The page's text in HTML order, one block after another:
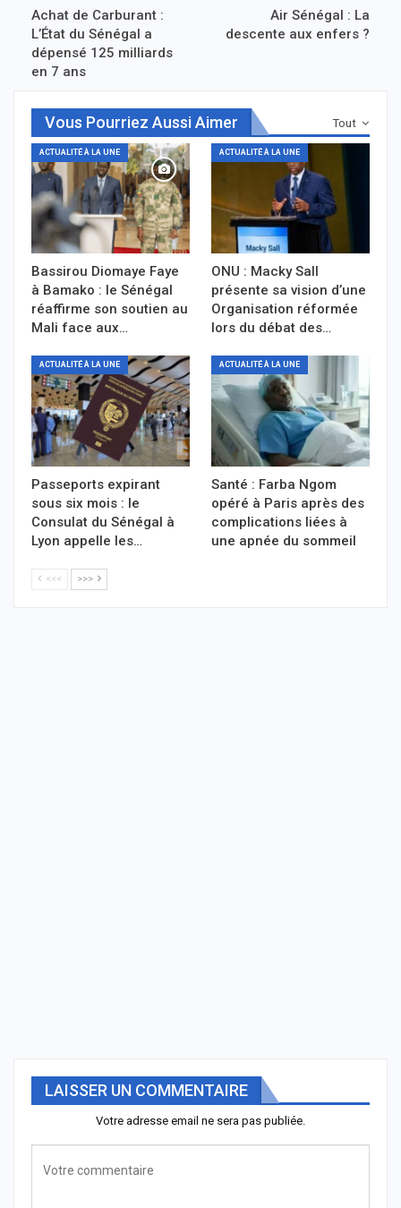
Achat de Carburant :
L’État du Sénégal a
dépensé 125 milliards
en 7 ans
Air Sénégal : La
descente aux enfers ?
Tout
Vous Pourriez Aussi Aimer
ACTUALITÉ À LA UNE
Bassirou Diomaye Faye
à Bamako : le Sénégal
réaffirme son soutien au
Mali face aux…
ACTUALITÉ À LA UNE
ONU : Macky Sall
présente sa vision d’une
Organisation réformée
lors du débat des…
ACTUALITÉ À LA UNE
Passeports expirant
sous six mois : le
Consulat du Sénégal à
Lyon appelle les…
ACTUALITÉ À LA UNE
Santé : Farba Ngom
opéré à Paris après des
complications liées à
une apnée du sommeil
<<< >>>
LAISSER UN COMMENTAIRE
Votre adresse email ne sera pas publiée.